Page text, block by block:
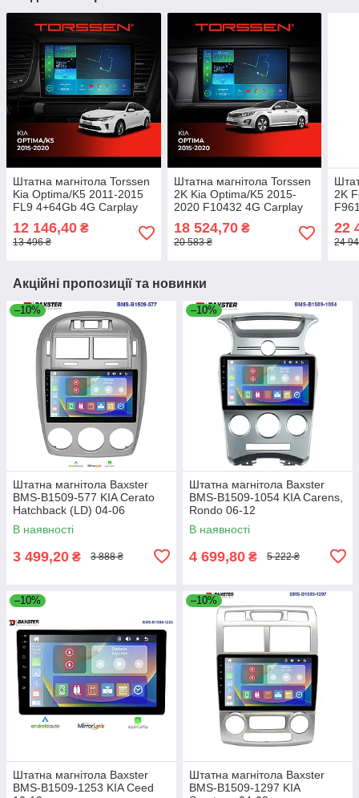
Штатна магнітола Torssen
Kia Optima/K5 2011-2015
FL9 4+64Gb 4G Carplay
12 146,40 ₴
13 496 ₴
Штатна магнітола Torssen
2K Kia Optima/K5 2015-
2020 F10432 4G Carplay
18 524,70₴
20 583 ₴
2K
22
24
Акційні пропозиції та новинки
–10%
Штатна магнітола Baxster
BMS-B1509-577 KIA Cerato
Hatchback (LD) 04-06
В наявності
3 499,20 ₴ 3 888 ₴
–10%
Штатна магнітола Baxster
BMS-B1509-1054 KIA Carens,
Rondo 06-12
В наявності
4 699,80 ₴ 5 222 ₴
–10%
Штатна магнітола Baxster
BMS-B1509-1253 KIA Ceed
–10%
Штатна магнітола Baxster
BMS-B1509-1297 KIA